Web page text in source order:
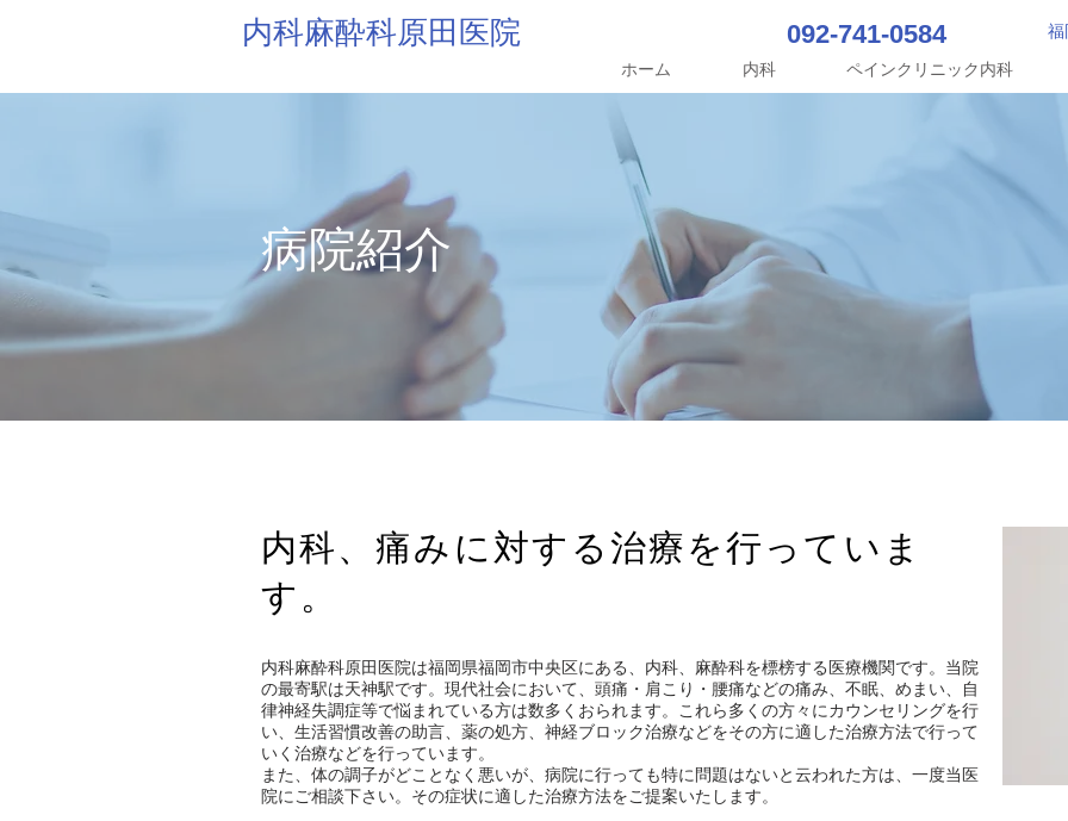
内科麻酔科原田医院 092-741-0584
福
ホーム
内科 ペインクリニック内科
病院紹介
内科、痛みに対する治療を行っていま
す。
内科麻酔科原田医院は福岡県福岡市中央区にある、内科、麻酔科を標榜する医療機関です。当院
の最寄駅は天神駅です。現代社会において、頭痛・肩こり・腰痛などの痛み、不眠、めまい、自
律神経失調症等で悩まれている方は数多くおられます。これら多くの方々にカウンセリングを行
い、生活習慣改善の助言、薬の処方、神経ブロック治療などをその方に適した治療方法で行って
いく治療などを行っています。
また、体の調子がどことなく悪いが、病院に行っても特に問題はないと云われた方は、一度当医
院にご相談下さい。その症状に適した治療方法をご提案いたします。